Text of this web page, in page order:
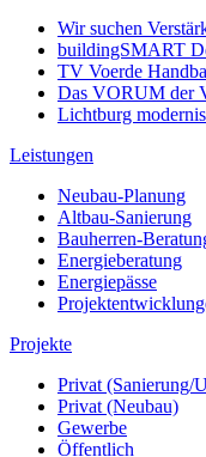
Wir suchen
buildingSMART
TV Voerde
Das VORUM der
Lichtburg
Leistungen
Neubau-Planung
Altbau-Sanierung
Bauherren-
Energieberatung
Energiepässe
Projekte
Privat (Sanierung/
Privat (Neubau)
Gewerbe
Öffentlich